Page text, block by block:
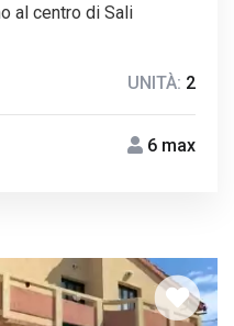
al centro di Sali
UNITÀ: 2
6 max